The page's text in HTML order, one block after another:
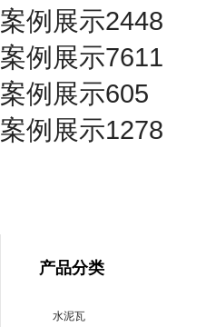
案例展示2448
案例展示7611
案例展示605
案例展示1278
产品分类
水泥瓦